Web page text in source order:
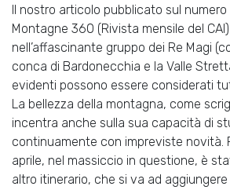
Il nostro articolo pubblicato sul numero
Montagne 360 (Rivista mensile del
nell’affascinante gruppo dei Re Magi
conca di Bardonecchia e la Valle
evidenti possono essere considerati
La bellezza della montagna, come
incentra anche sulla sua capacità di
continuamente con impreviste novità.
aprile, nel massiccio in questione, è
altro itinerario, che si va ad